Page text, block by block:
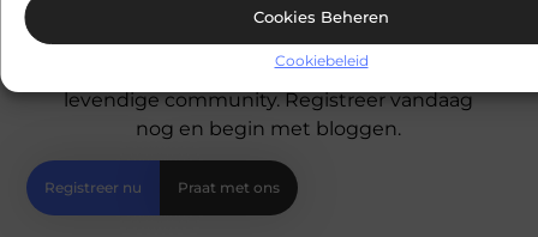
Cookies Beheren
Cookiebeleid
nieuwsgierige lezer? Sluit je aan bij ons
blogplatform en deel jouw verhalen, ontdek
inspirerende blogs en bouw mee aan een
levendige community. Registreer vandaag
nog en begin met bloggen.
Registreer nu Praat met ons